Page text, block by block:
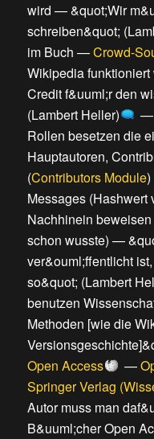
wird —&quot;Wir
schreiben&quot;
im Buch —Crowd-
Wikipedia
Credit f&uuml;r den
(Lambert Heller)
—
Rollen besetzen die
Hauptautoren,
(Contributors Module
Messages (Hashwert
Nachhinein
schon wusste) —
ver&ouml;ffentlicht
so&quot; (Lambert
benutzen
Methoden [wie die
Open Access
—
Springer Verlag
Autor muss man
B&uuml;cher Open